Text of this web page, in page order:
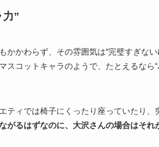
”
かわらず、その雰囲気は“完璧すぎない
スコットキャラのようで、たとえるなら
ティでは椅子にくったり座っていたり、
がるはずなのに、大沢さんの場合はそれ